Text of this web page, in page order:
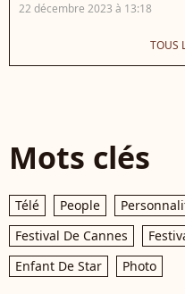
22 décembre 2023 à 13:18
TOUS
Mots clés
Télé People
Festival De Cannes
Enfant De Star
Photo